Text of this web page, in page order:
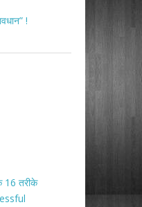
!
16 तरीके